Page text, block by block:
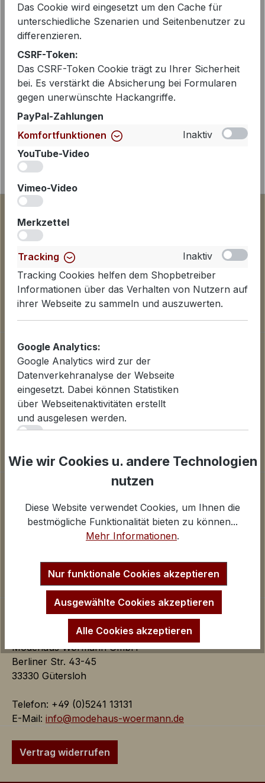
Beschreibung
Das Kleid AARYA von Hale Bob aus
Los Angeles überzeugt mit modernem
Design und hohem Tragekomfort.
Gefertigt aus mattem Micr…Mehr
Informationen
Datenschutzerklärung
Lieferinformationen
Zahlungsarten
AGB
Widerrufsbelehrung
Über uns
Kontakt und E-Mail
Anfahrt Ladengeschäfte
Startseite
Modehaus Wörmann GmbH
Berliner Str. 43-45
33330 Gütersloh
Telefon: +49 (0)5241 13131
E-Mail: info@modehaus-woermann.de
Vertrag widerrufen
Das Cookie wird eingesetzt um den Cache für
unterschiedliche Szenarien und Seitenbenutzer zu
differenzieren.
CSRF-Token:
Das CSRF-Token Cookie trägt zu Ihrer Sicherheit
bei. Es verstärkt die Absicherung bei Formularen
gegen unerwünschte Hackangriffe.
PayPal-Zahlungen
Komfortfunktionen
Inaktiv
YouTube-Video
Vimeo-Video
Merkzettel
Tracking
Inaktiv
Tracking Cookies helfen dem Shopbetreiber
Informationen über das Verhalten von Nutzern auf
ihrer Webseite zu sammeln und auszuwerten.
Google Analytics:
Google Analytics wird zur der
Datenverkehranalyse der Webseite
eingesetzt. Dabei können Statistiken
über Webseitenaktivitäten erstellt
und ausgelesen werden.
Für Statistiken und Shop-Performance-Metriken
Google Analytics
Marketing
Inaktiv
Marketing Cookies dienen dazu Werbeanzeigen
auf der Webseite zielgerichtet und individuell über
mehrere Seitenaufrufe und Browsersitzungen zu
Google AdSense:
Das Cookie wird von Google
Werbungseffizienz auf der
Webseite verwendet.
Google Ads:
Wie wir Cookies u. andere Technologien
nutzen
Diese Website verwendet Cookies, um Ihnen die
bestmögliche Funktionalität bieten zu können...
Mehr Informationen.
Nur funktionale Cookies akzeptieren
Ausgewählte Cookies akzeptieren
Alle Cookies akzeptieren